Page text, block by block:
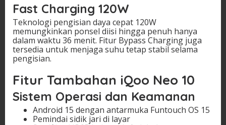
Fast Charging 120W
Teknologi pengisian daya cepat 120W
memungkinkan ponsel diisi hingga penuh hanya
dalam waktu 36 menit. Fitur Bypass Charging juga
tersedia untuk menjaga suhu tetap stabil selama
pengisian.
Fitur Tambahan iQoo Neo 10
Sistem Operasi dan Keamanan
Android 15 dengan antarmuka Funtouch OS 15
Pemindai sidik jari di layar